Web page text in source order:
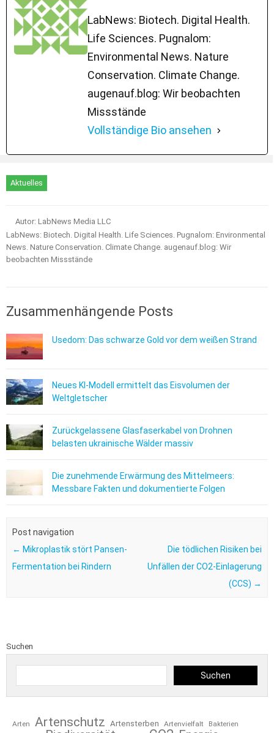
LabNews: Biotech. Digital Health.
Life Sciences. Pugnalom:
Environmental News. Nature
Conservation. Climate Change.
augenauf.blog: Wir beobachten
Missstände
Vollständige Bio ansehen
Aktuelles
Autor: LabNews Media LLC
LabNews: Biotech. Digital Health. Life Sciences. Pugnalom: Environmental
News. Nature Conservation. Climate Change. augenauf.blog: Wir
beobachten Missstände
Zusammenhängende Posts
Usedom: Das schwarze Gold vor dem weißen Strand
Neues KI-Modell ermittelt das Eisvolumen der
Weltgletscher
Zurückgelassene Glasfaserkabel von Drohnen
belasten ukrainische Wälder massiv
Die zunehmende Erwärmung des Mittelmeers:
Messbare Fakten und dokumentierte Folgen
Post navigation
← Mikroplastik stört Pansen-
Fermentation bei Rindern
Die tödlichen Risiken bei
Unfällen der CO2-Einlagerung
(CCS) →
Suchen
Suchen
Arten Artenschutz Artensterben Artenvielfalt Bakterien